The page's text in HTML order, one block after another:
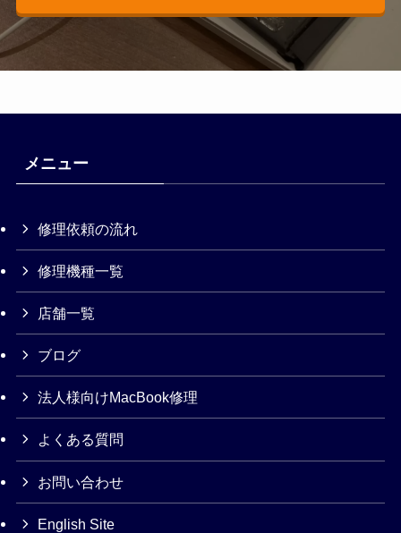
メニュー
修理依頼の流れ
修理機種一覧
店舗一覧
ブログ
法人様向けMacBook修理
よくある質問
お問い合わせ
English Site